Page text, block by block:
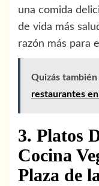
una comida
de vida más
razón más para
Quizás
restaurantes
3. Platos
Cocina
Plaza de